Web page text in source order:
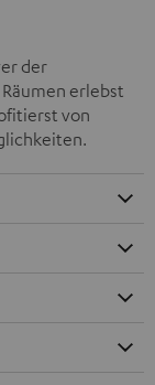
der
erlebst
von